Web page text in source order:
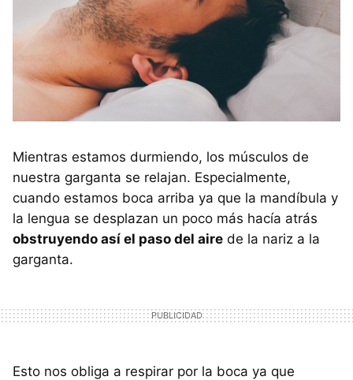
Mientras estamos durmiendo, los músculos de
nuestra garganta se relajan. Especialmente,
cuando estamos boca arriba ya que la mandíbula y
la lengua se desplazan un poco más hacía atrás
obstruyendo así el paso del aire de la nariz a la
garganta.
Esto nos obliga a respirar por la boca ya que